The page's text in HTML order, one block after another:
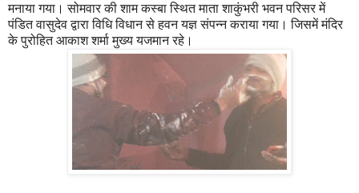
मनाया गया। सोमवार की शाम कस्बा स्थित माता शाकुंभरी भवन परिसर में
पंडित वासुदेव द्वारा विधि विधान से हवन यज्ञ संपन्न कराया गया। जिसमें मंदिर
के पुरोहित आकाश शर्मा मुख्य यजमान रहे।